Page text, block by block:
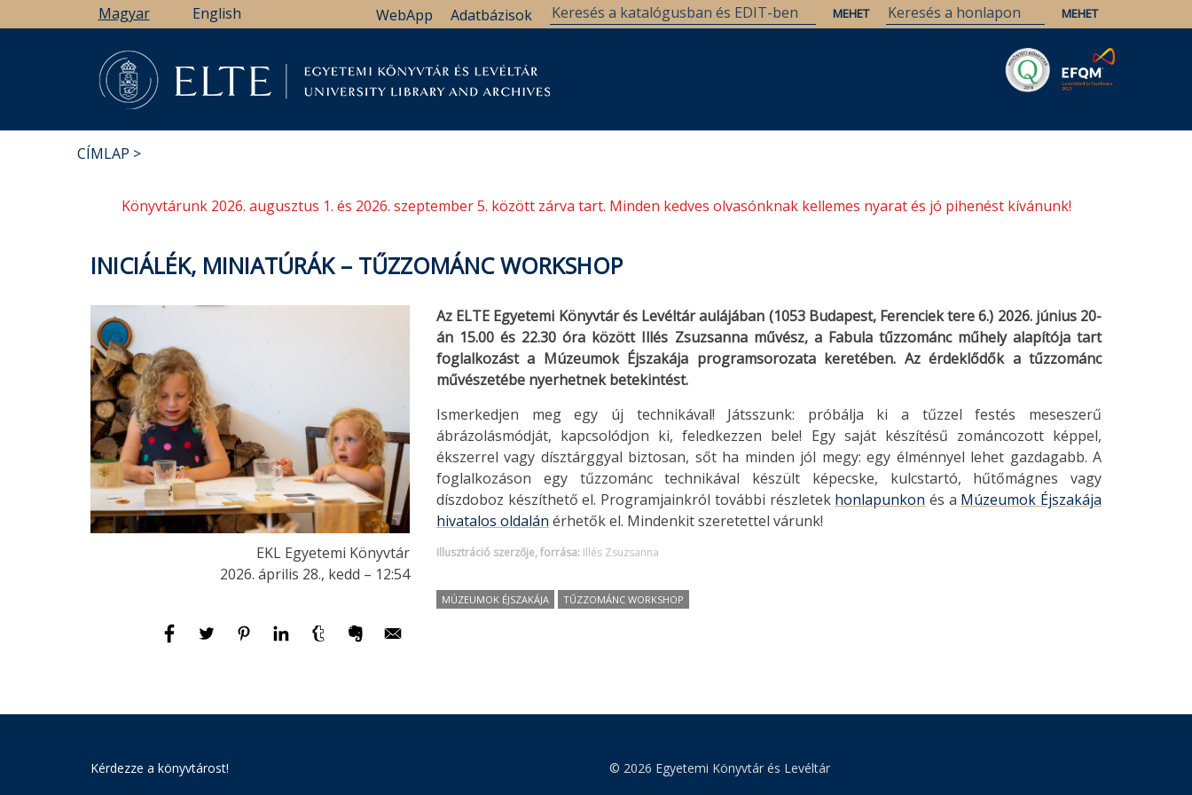
a
Magyar English Adatbázisok
WebApp
CÍMLAP
Könyvtárunk 2026. augusztus 1. és 2026. szeptember 5. között zárva tart. Minden kedves olvasónknak kellemes nyarat és jó pihenést kívánunk!
INICIÁLÉK, MINIATÚRÁK – TŰZZOMÁNC WORKSHOP
EKL Egyetemi Könyvtár
2026. április 28., kedd – 12:54
Az ELTE Egyetemi Könyvtár és Levéltár aulájában (1053 Budapest, Ferenciek tere 6.) 2026. június 20-
án 15.00 és 22.30 óra között Illés Zsuzsanna művész, a Fabula tűzzománc műhely alapítója tart
foglalkozást a Múzeumok Éjszakája programsorozata keretében. Az érdeklődők a tűzzománc
művészetébe nyerhetnek betekintést.
Ismerkedjen meg egy új technikával! Játsszunk:
próbálja ki a tűzzel festés meseszerű
ábrázolásmódját, kapcsolódjon ki, feledkezzen bele! Egy saját készítésű zománcozott képpel,
ékszerrel vagy dísztárggyal biztosan, sőt ha minden jól megy: egy élménnyel lehet gazdagabb. A
foglalkozáson egy tűzzománc technikával készült képecske, kulcstartó, hűtőmágnes vagy
díszdoboz készíthető el. Programjainkról további részletek honlapunkon és a Múzeumok Éjszakája
hivatalos oldalán érhetők el. Mindenkit szeretettel várunk!
Illusztráció szerzője, forrása: Illés Zsuzsanna
MÚZEUMOK ÉJSZAKÁJA TŰZZOMÁNC WORKSHOP
Kérdezze a könyvtárost!
© 2026 Egyetemi Könyvtár és Levéltár